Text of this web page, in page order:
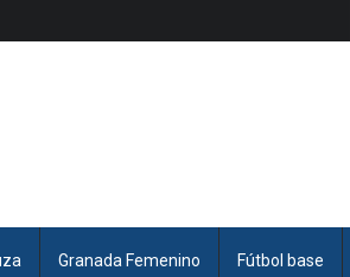
Granada Femenino Fútbol base